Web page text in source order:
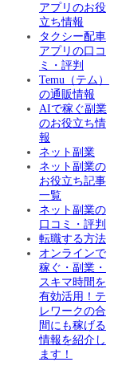
アプリのお役
立ち情報
タクシー配車
アプリの口コ
ミ・評判
Temu（テム）
の通販情報
AIで稼ぐ副業
のお役立ち情
報
ネット副業
ネット副業の
お役立ち記事
一覧
ネット副業の
口コミ・評判
転職する方法
オンラインで
稼ぐ・副業・
スキマ時間を
有効活用！テ
レワークの合
間にも稼げる
情報を紹介し
ます！